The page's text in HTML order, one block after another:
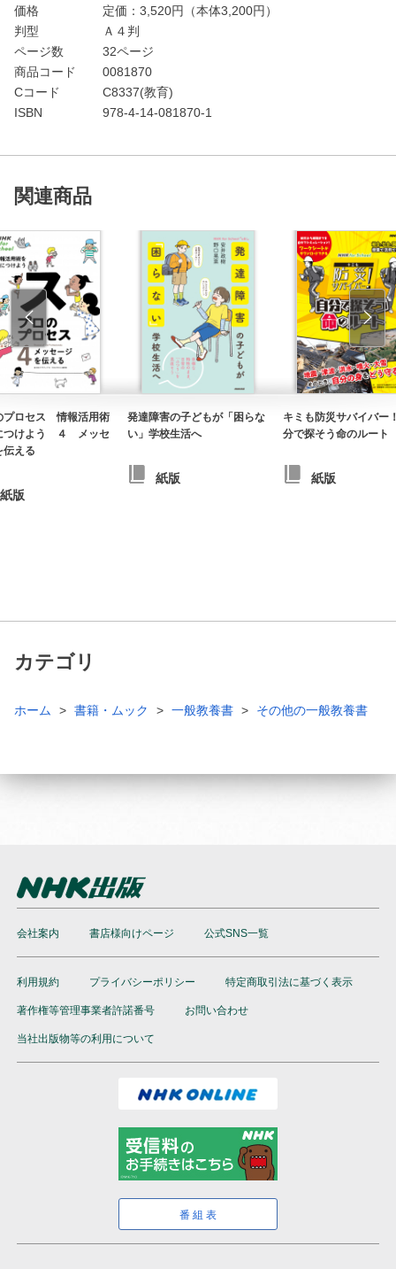
価格
定価： 3,520円（本体3,200円）
判型
Ａ４判
ページ数
32ページ
商品コード
0081870
Cコード
C8337(教育)
ISBN
978-4-14-081870-1
関連商品
プロセス 情報活用術
つけよう ４ メッセ
伝える
紙版
発達障害の子どもが「困らな
い」学校生活へ
紙版
キミも防災サバイバ
分で探そう命のルート
紙版
カテゴリ
ホーム 書籍・ムック 一般教養書 その他の一般教養書
会社案内 書店様向けページ 公式SNS一覧
利用規約 プライバシーポリシー 特定商取引法に基づく表示
著作権等管理事業者許諾番号 お問い合わせ
当社出版物等の利用について
番組表